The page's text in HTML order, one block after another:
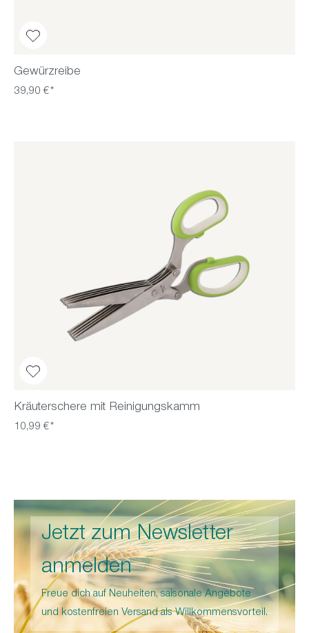
Gewürzreibe
39,90 €*
Kräuterschere mit Reinigungskamm
10,99 €*
Jetzt zum Newsletter
anmelden
Freue dich auf Neuheiten, saisonale Angebote
und kostenfreien Versand als Willkommensvorteil.